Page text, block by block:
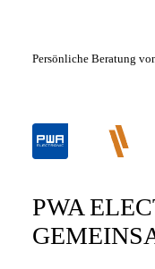
Persönliche Beratung
STRATEGISCHE
PWA